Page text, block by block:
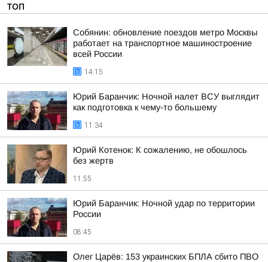
ТОП
Собянин: обновление поездов метро Москвы
работает на транспортное машиностроение
всей России
14:15
Юрий Баранчик: Ночной налет ВСУ выглядит
как подготовка к чему-то большему
11:34
Юрий Котенок: К сожалению, не обошлось
без жертв
11:55
Юрий Баранчик: Ночной удар по территории
России
08:45
Олег Царёв: 153 украинских БПЛА сбито ПВО